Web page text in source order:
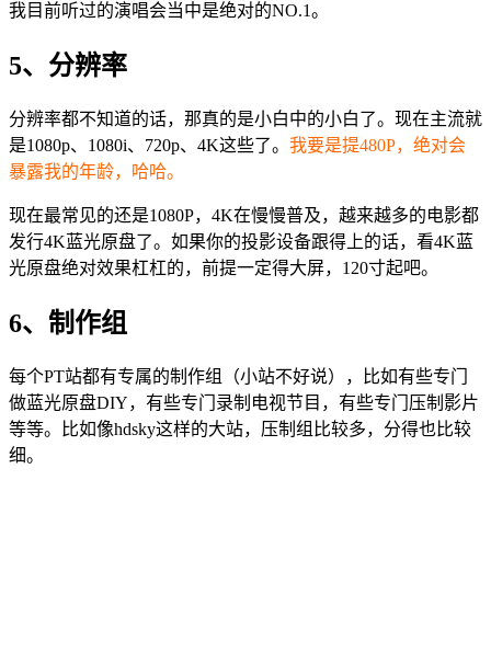
我目前听过的演唱会当中是绝对的NO.1。
5、分辨率
分辨率都不知道的话，那真的是小白中的小白了。现在主流就
是1080p、1080i、720p、4K这些了。 我要是提480P，绝对会
暴露我的年龄，哈哈。
现在最常见的还是1080P，4K在慢慢普及，越来越多的电影都
发行4K蓝光原盘了。如果你的投影设备跟得上的话，看4K蓝
光原盘绝对效果杠杠的，前提一定得大屏，120寸起吧。
6、制作组
每个PT站都有专属的制作组（小站不好说），比如有些专门
做蓝光原盘DIY，有些专门录制电视节目，有些专门压制影片
等等。比如像hdsky这样的大站，压制组比较多，分得也比较
细。